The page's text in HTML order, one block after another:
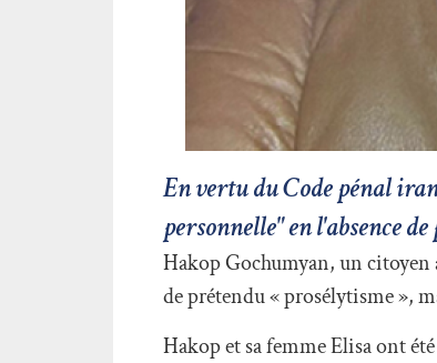
En vertu du Code pénal
personnelle" en l'absence
Hakop Gochumyan, un citoyen
de prétendu « prosélytisme »,
Hakop et sa femme Elisa ont